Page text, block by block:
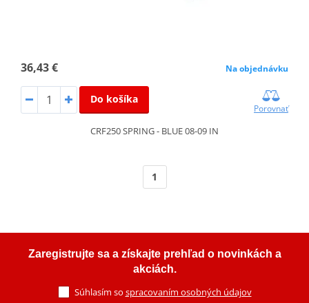
36,43 € Na objednávku
Do košíka
Porovnať
CRF250 SPRING - BLUE 08-09 IN
1
Zaregistrujte sa a získajte prehľad o novinkách a
akciách.
Súhlasím so spracovaním osobných údajov